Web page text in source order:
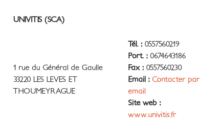
UNIVITIS (SCA)
1 rue du Général de Gaulle
33220 LES LEVES ET
THOUMEYRAGUE
Tél. : 0557560219
Port. : 0674643186
Fax : 0557560230
Email : Contacter par
email
Site web :
www.univitis.fr